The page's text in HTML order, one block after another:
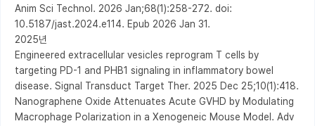
Anim Sci Technol. 2026 Jan;68(1):258-272. doi:
10.5187/jast.2024.e114. Epub 2026 Jan 31.
2025년
Engineered extracellular vesicles reprogram T cells by
targeting PD-1 and PHB1 signaling in inflammatory bowel
disease. Signal Transduct Target Ther. 2025 Dec 25;10(1):418.
Nanographene Oxide Attenuates Acute GVHD by Modulating
Macrophage Polarization in a Xenogeneic Mouse Model. Adv